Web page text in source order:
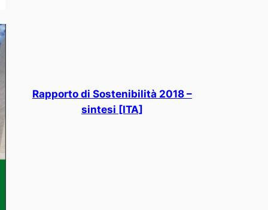
Rapporto di Sostenibilità 2018 –
sintesi [ITA]